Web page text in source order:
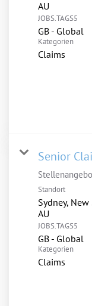
JOBS.TAGS5
GB - Global
Kategorien
Claims
Senior
Standort
Sydney,
JOBS.TAGS5
GB - Global
Kategorien
Claims